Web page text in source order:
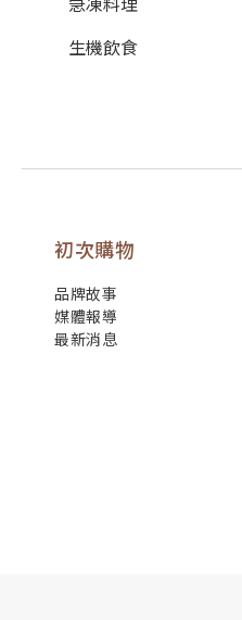
生機飲食
初次購物
品牌故事
媒體報導
最新消息